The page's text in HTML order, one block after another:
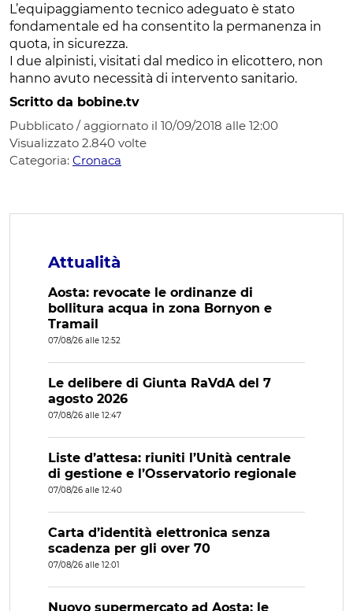
L’equipaggiamento tecnico adeguato è stato
fondamentale ed ha consentito la permanenza in
quota, in sicurezza.
I due alpinisti, visitati dal medico in elicottero, non
hanno avuto necessità di intervento sanitario.
Scritto da bobine.tv
Pubblicato / aggiornato il 10/09/2018 alle 12:00
Visualizzato 2.840 volte
Categoria: Cronaca
Attualità
Aosta: revocate le ordinanze di
bollitura acqua in zona Bornyon e
Tramail
07/08/26 alle 12:52
Le delibere di Giunta RaVdA del 7
agosto 2026
07/08/26 alle 12:47
Liste d’attesa: riuniti l’Unità centrale
di gestione e l’Osservatorio regionale
07/08/26 alle 12:40
Carta d’identità elettronica senza
scadenza per gli over 70
07/08/26 alle 12:01
Nuovo supermercato ad Aosta: le